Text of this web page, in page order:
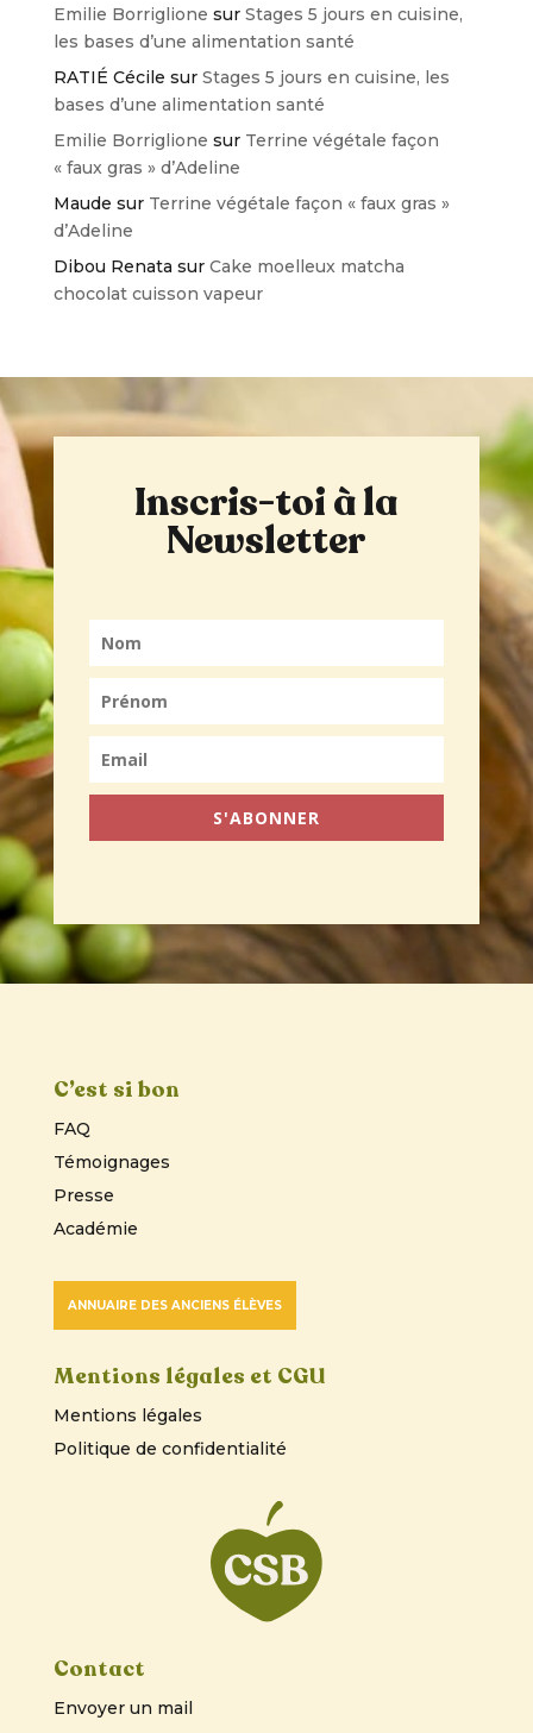
Emilie Borriglione sur Stages 5 jours en cuisine,
les bases d’une alimentation santé
RATIÉ Cécile sur Stages 5 jours en cuisine, les
bases d’une alimentation santé
Emilie Borriglione sur Terrine végétale façon
« faux gras » d’Adeline
Maude sur Terrine végétale façon « faux gras »
d’Adeline
Dibou Renata sur Cake moelleux matcha
chocolat cuisson vapeur
Inscris-toi à la
Newsletter
S'ABONNER
C’est si bon
FAQ
Témoignages
Presse
Académie
ANNUAIRE DES ANCIENS ÉLÈVES
Mentions légales et CGU
Mentions légales
Politique de confidentialité
Contact
Envoyer un mail